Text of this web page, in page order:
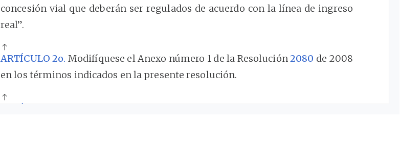
concesión vial que deberán ser regulados de acuerdo con la línea de ingreso
real”.
ARTÍCULO 2o. Modifíquese el Anexo número 1 de la Resolución2080 de 2008
en los términos indicados en la presente resolución.